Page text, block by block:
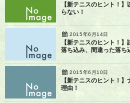
【新テニスのヒント！
らない！
2015年6月14日
【新テニスのヒント！
落ち込み、間違った落ち
2015年6月10日
【新テニスのヒント！
理由！